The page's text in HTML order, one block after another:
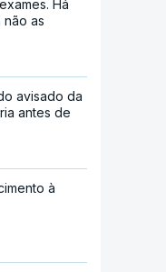
Há
não as
avisado da
antes de
à